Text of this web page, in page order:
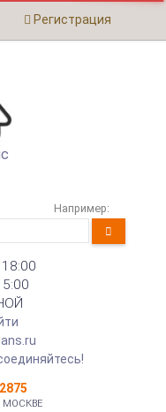
Регистрация
Например:
МОСКВЕ